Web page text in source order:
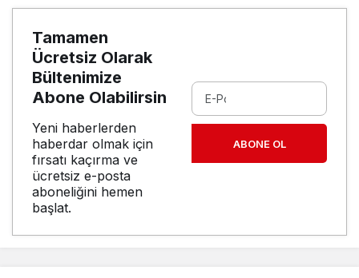
Tamamen
Ücretsiz Olarak
Bültenimize
Abone Olabilirsin
Yeni haberlerden
haberdar olmak için
fırsatı kaçırma ve
ücretsiz e-posta
aboneliğini hemen
başlat.
ABONE OL